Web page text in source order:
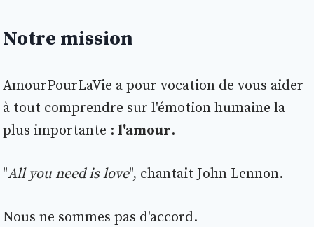
Notre mission
AmourPourLaVie a pour vocation de vous aider
à tout comprendre sur l'émotion humaine la
plus importante : l'amour.
"All you need is love", chantait John Lennon.
Nous ne sommes pas d'accord.